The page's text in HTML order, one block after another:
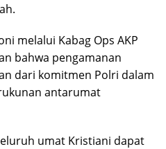
melalui Kabag Ops AKP
bahwa pengamanan
dari komitmen Polri dalam
antarumat
umat Kristiani dapat